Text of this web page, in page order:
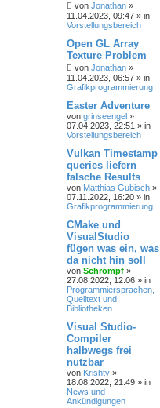
von Jonathan »
11.04.2023, 09:47 » in
Vorstellungsbereich
Open GL Array
Texture Problem
von Jonathan »
11.04.2023, 06:57 » in
Grafikprogrammierung
Easter Adventure
von grinseengel »
07.04.2023, 22:51 » in
Vorstellungsbereich
Vulkan Timestamp
queries liefern
falsche Results
von Matthias Gubisch »
07.11.2022, 16:20 » in
Grafikprogrammierung
CMake und
VisualStudio
fügen was ein, was
da nicht hin soll
von Schrompf »
27.08.2022, 12:06 » in
Programmiersprachen,
Quelltext und
Bibliotheken
Visual Studio-
Compiler
halbwegs frei
nutzbar
von Krishty »
18.08.2022, 21:49 » in
News und
Ankündigungen